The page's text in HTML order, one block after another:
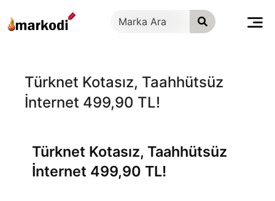
geç
Türknet Kotasız, Taahhütsüz
İnternet 499,90 TL!
Türknet Kotasız, Taahhütsüz
İnternet 499,90 TL!